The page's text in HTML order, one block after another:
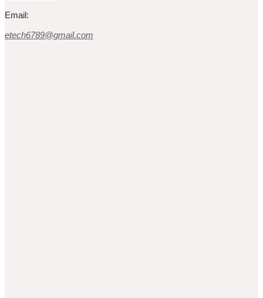
Email:
etech6789@gmail.com